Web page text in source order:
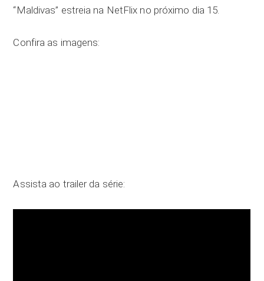
“Maldivas” estreia na NetFlix no próximo dia 15.
Confira as imagens:
Assista ao trailer da série: